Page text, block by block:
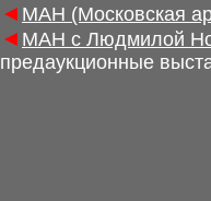
◄ МАН (Московская
◄ МАН с Людмилой
предаукционные